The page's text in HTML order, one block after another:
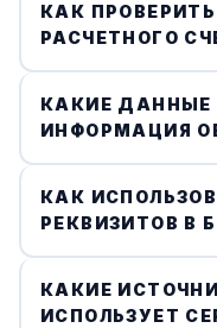
номера счета.
избежать этих
КАК
РАСЧЕТНОГО
корректный
КАКИЕ
ИНФОРМАЦИЯ
юридический адрес,
ФНС.
КАК
РЕКВИЗИТОВ В
заключением
КАКИЕ
ИСПОЛЬЗУЕТ